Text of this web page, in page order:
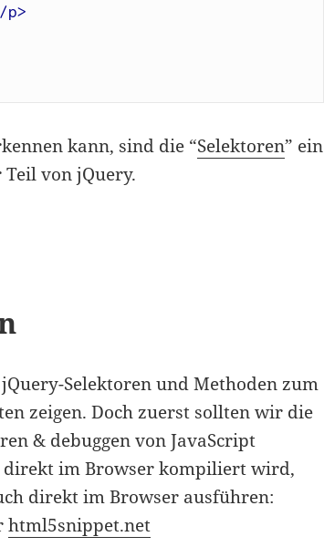
p>
kann, sind die “Selektoren” ein
von jQuery.
Selektoren und Methoden zum
zeigen. Doch zuerst sollten wir die
& debuggen von JavaScript
direkt im Browser kompiliert wird,
direkt im Browser ausführen:
html5snippet.net